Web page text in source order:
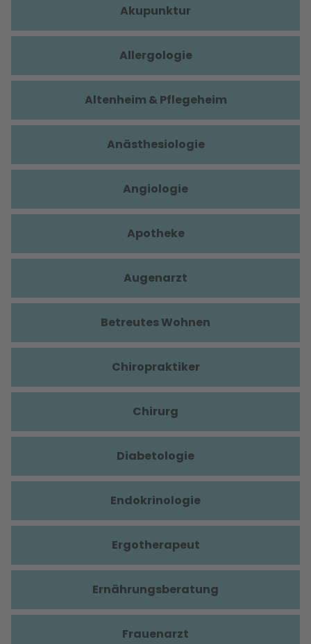
Akupunktur
Allergologie
Altenheim & Pflegeheim
Anästhesiologie
Angiologie
Apotheke
Augenarzt
Betreutes Wohnen
Chiropraktiker
Chirurg
Diabetologie
Endokrinologie
Ergotherapeut
Ernährungsberatung
Frauenarzt